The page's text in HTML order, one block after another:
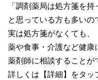
「調剤薬局は処方箋を
と思っている方も多いの
実は処方箋がなくても、
薬や食事・介護など健康
薬剤師に相談することが
詳しくは【詳細】をタ